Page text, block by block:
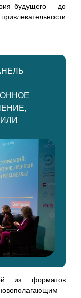
будущего – до
из форматов
–